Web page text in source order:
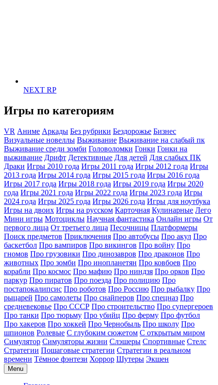
NEXT RP
Игры по категориям
VR Аниме Аркады Без рубрики Бездорожье Бизнес
Визуальные новеллы Выживание Выживание на слабый пк
Выживание среди зомби Головоломки Гонки Гонки на
выживание Дрифт Детективные Для детей Для слабых ПК
Драки Игры 2010 года Игры 2011 года Игры 2012 года Игры
2013 года Игры 2014 года Игры 2015 года Игры 2016 года
Игры 2017 года Игры 2018 года Игры 2019 года Игры 2020
года Игры 2021 года Игры 2022 года Игры 2023 года Игры
2024 года Игры 2025 года Игры 2026 года Игры для ноутбука
Игры на двоих Игры на русском Карточная Кулинарные Лего
Мини игры Мотоциклы Научная фантастика Онлайн игры От
первого лица От третьего лица Песочницы Платформеры
Поиск предметов Приключения Про автобусы Про акул Про
баскетбол Про вампиров Про викингов Про войну Про
гномов Про грузовики Про динозавров Про драконов Про
животных Про зомби Про инопланетян Про ковбоев Про
корабли Про космос Про мафию Про ниндзя Про орков Про
паркур Про пиратов Про поезда Про полицию Про
постапокалипсис Про роботов Про Россию Про рыбалку Про
рыцарей Про самолеты Про снайперов Про спецназ Про
средневековье Про СССР Про строительство Про супергероев
Про танки Про тюрьму Про убийц Про ферму Про футбол
Про хакеров Про хоккей Про Чернобыль Про школу Про
шпионов Ролевые С глубоким сюжетом С открытым миром
Симулятор Симуляторы жизни Слэшеры Спортивные Стелс
Стратегии Пошаговые стратегии Стратегии в реальном
времени Тёмное фэнтези Хоррор Шутеры Экшен
Menu